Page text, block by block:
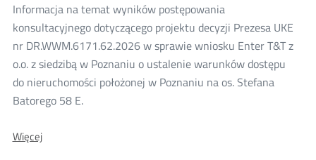
sp.
z
o.o.
z
siedzibą
w
Poznaniu
Informacja na temat wyników postępowania
konsultacyjnego dotyczącego projektu decyzji Prezesa UKE
nr DR.WWM.6171.62.2026 w sprawie wniosku Enter T&T z
o.o. z siedzibą w Poznaniu o ustalenie warunków dostępu
do nieruchomości położonej w Poznaniu na os. Stefana
Batorego 58 E.
WięcejO: